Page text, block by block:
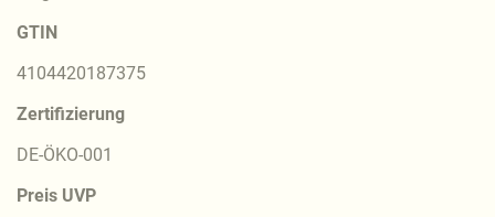
GTIN
4104420187375
Zertifizierung
DE-ÖKO-001
Preis UVP